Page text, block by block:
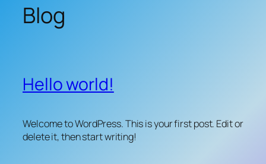
Blog
Hello world!
Welcome to WordPress. This is your first post. Edit or
delete it, then start writing!